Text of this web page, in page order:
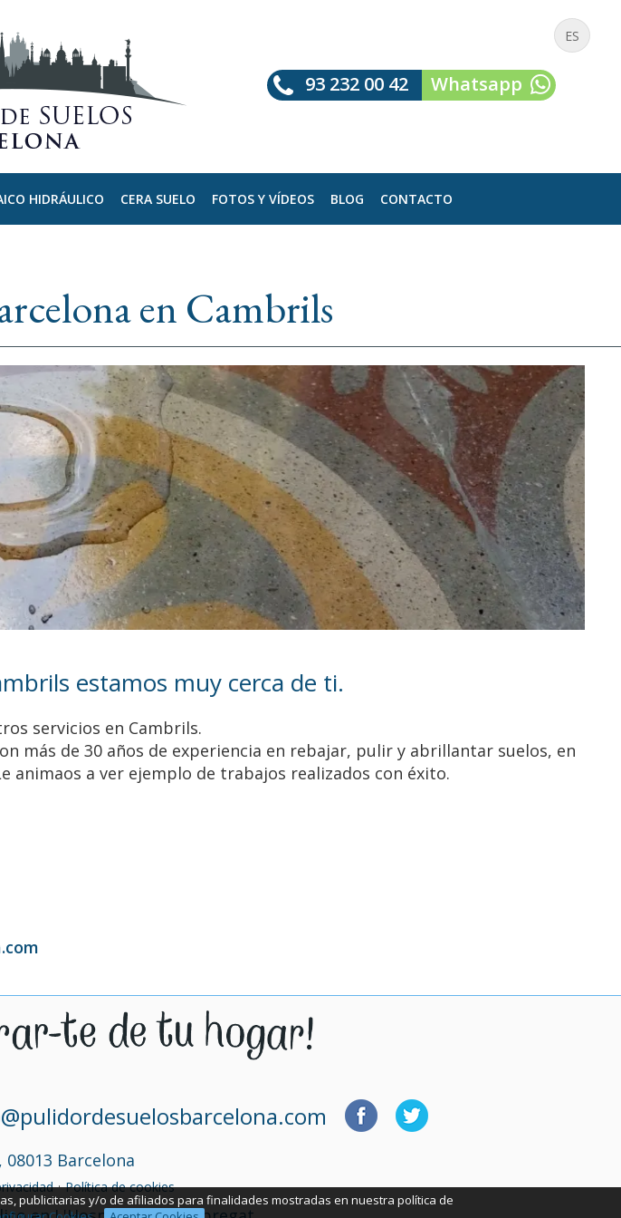
ES
93 232 00 42 Whatsapp
HIDRÁULICO CERA SUELO FOTOS Y VÍDEOS BLOG CONTACTO
en Cambrils
estamos muy cerca de ti.
servicios en Cambrils.
más de 30 años de experiencia en rebajar, pulir y abrillantar suelos, en
a ver ejemplo de trabajos realizados con éxito.
08013 Barcelona
·Política de cookies
publicitarias y/o de afiliados para finalidades mostradas en nuestra política de